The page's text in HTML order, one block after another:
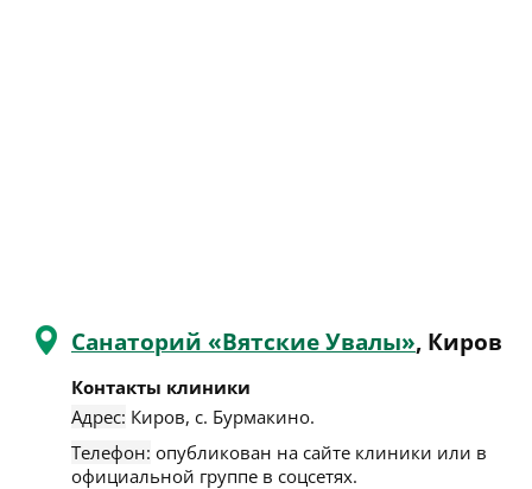
Санаторий «Вятские Увалы», Киров
Контакты клиники
Адрес: Киров, с. Бурмакино.
Телефон: опубликован на сайте клиники или в
официальной группе в соцсетях.